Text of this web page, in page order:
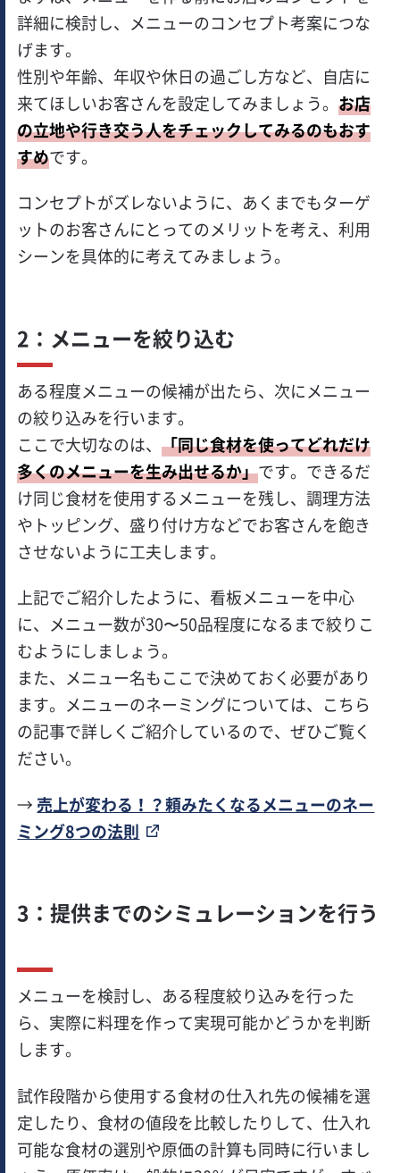
詳細に検討し、メニューのコンセプト考案につな
げます。
性別や年齢、年収や休日の過ごし方など、自店に
来てほしいお客さんを設定してみましょう。お店
の立地や行き交う人をチェックしてみるのもおす
すめです。
コンセプトがズレないように、あくまでもターゲ
ットのお客さんにとってのメリットを考え、利用
シーンを具体的に考えてみましょう。
2：メニューを絞り込む
ある程度メニューの候補が出たら、次にメニュー
の絞り込みを行います。
ここで大切なのは、「同じ食材を使ってどれだけ
多くのメニューを生み出せるか」です。できるだ
け同じ食材を使用するメニューを残し、調理方法
やトッピング、盛り付け方などでお客さんを飽き
させないように工夫します。
上記でご紹介したように、看板メニューを中心
に、メニュー数が30〜50品程度になるまで絞りこ
むようにしましょう。
また、メニュー名もここで決めておく必要があり
ます。メニューのネーミングについては、こちら
の記事で詳しくご紹介しているので、ぜひご覧く
ださい。
→ 売上が変わる！？頼みたくなるメニューのネー
ミング8つの法則
3：提供までのシミュレーションを行う
メニューを検討し、ある程度絞り込みを行った
ら、実際に料理を作って実現可能かどうかを判断
します。
試作段階から使用する食材の仕入れ先の候補を選
定したり、食材の値段を比較したりして、仕入れ
可能な食材の選別や原価の計算も同時に行いまし